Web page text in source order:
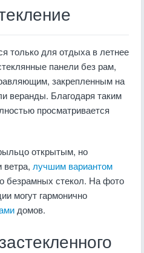
только для отдыха в летнее
панели без рам,
закрепленным на
веранды. Благодаря таким
просматривается
открытым, но
лучшим вариантом
безрамных стекол. На фото
могут гармонично
домов.